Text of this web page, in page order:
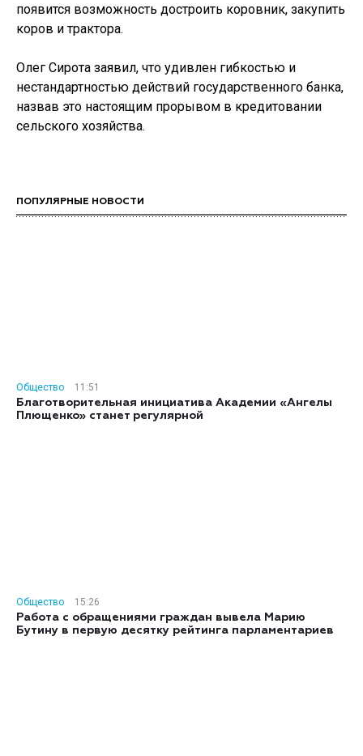
появится возможность достроить коровник, закупить
коров и трактора.
Олег Сирота заявил, что удивлен гибкостью и
нестандартностью действий государственного банка,
назвав это настоящим прорывом в кредитовании
сельского хозяйства.
ПОПУЛЯРНЫЕ НОВОСТИ
Общество
11:51
Благотворительная инициатива Академии «Ангелы
Плющенко» станет регулярной
Общество
15:26
Работа с обращениями граждан вывела Марию
Бутину в первую десятку рейтинга парламентариев